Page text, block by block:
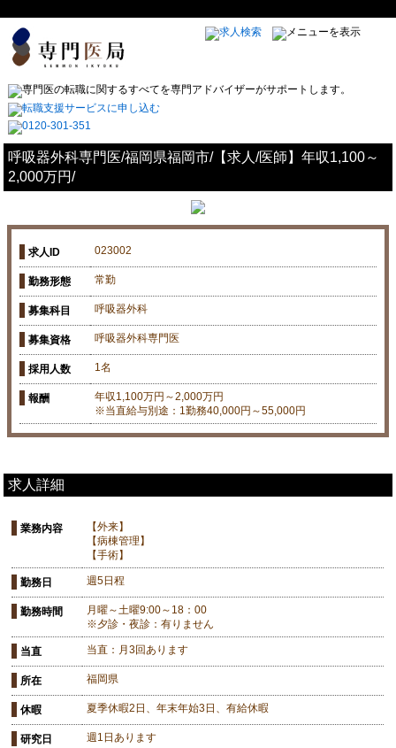
呼吸器外科専門医/福岡県福岡市/【求人/医師】年収1,100～
2,000万円/
求人ID 023002
勤務形態 常勤
募集科目 呼吸器外科
募集資格 呼吸器外科専門医
採用人数 1名
報酬
年収1,100万円～2,000万円
※当直給与別途：1勤務40,000円～55,000円
求人詳細
業務内容
【外来】
【病棟管理】
【手術】
勤務日 週5日程
勤務時間
月曜～土曜9:00～18：00
※夕診・夜診：有りません
当直 当直：月3回あります
所在 福岡県
休暇 夏季休暇2日、年末年始3日、有給休暇
研究日 週1日あります